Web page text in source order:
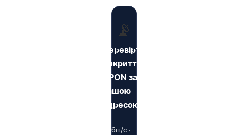
📡
Перевірте
покриття
GPON за
вашою
адресою
1 Гбіт/с ·